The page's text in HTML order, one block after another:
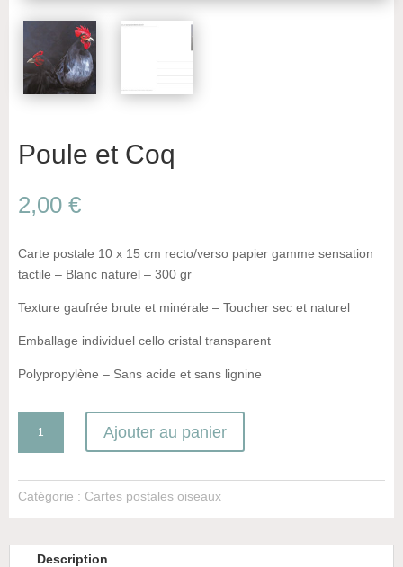
Poule et Coq
2,00 €
Carte postale 10 x 15 cm recto/verso papier gamme sensation
tactile – Blanc naturel – 300 gr
Texture gaufrée brute et minérale – Toucher sec et naturel
Emballage individuel cello cristal transparent
Polypropylène – Sans acide et sans lignine
et
Coq
Ajouter au panier
Catégorie : Cartes postales oiseaux
Description